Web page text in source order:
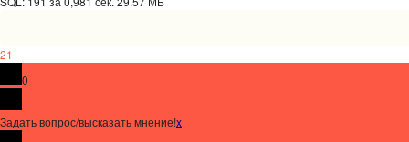
21
0
Задать вопрос/высказать мнение!x